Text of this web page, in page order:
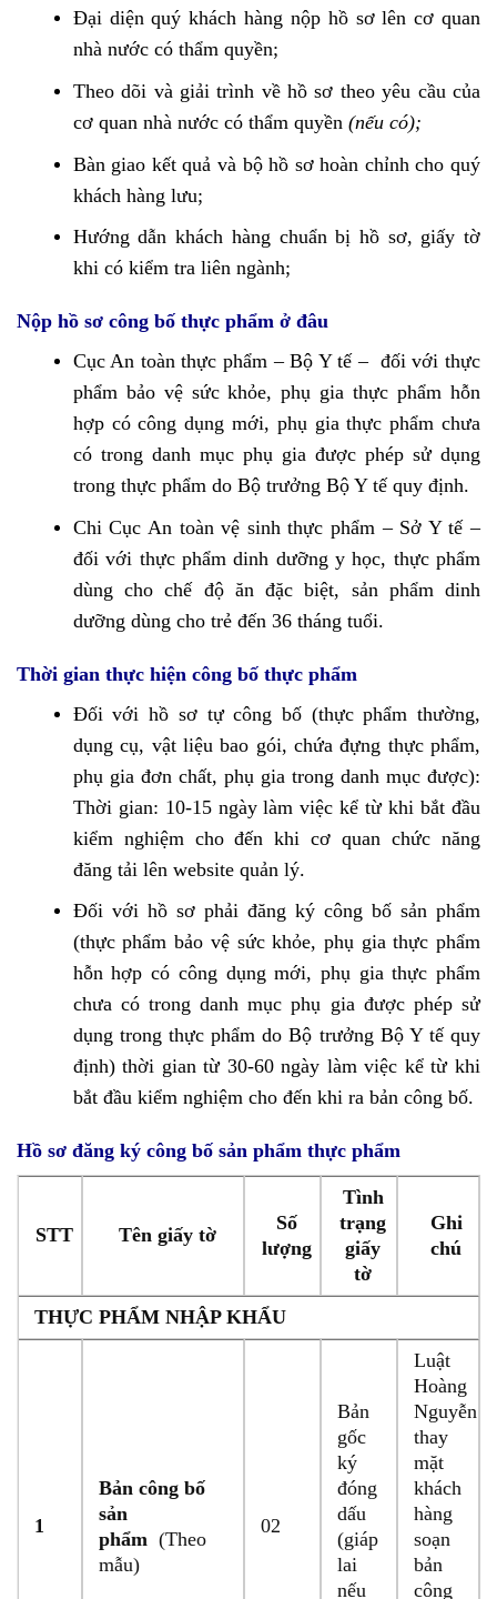
Đại diện quý khách hàng nộp hồ sơ lên cơ quan
nhà nước có thẩm quyền;
Theo dõi và giải trình về hồ sơ theo yêu cầu của
cơ quan nhà nước có thẩm quyền (nếu có);
Bàn giao kết quả và bộ hồ sơ hoàn chỉnh cho quý
khách hàng lưu;
Hướng dẫn khách hàng chuẩn bị hồ sơ, giấy tờ
khi có kiểm tra liên ngành;
Nộp hồ sơ công bố thực phẩm ở đâu
Cục An toàn thực phẩm – Bộ Y tế – đối với thực
phẩm bảo vệ sức khỏe, phụ gia thực phẩm hỗn
hợp có công dụng mới, phụ gia thực phẩm chưa
có trong danh mục phụ gia được phép sử dụng
trong thực phẩm do Bộ trưởng Bộ Y tế quy định.
Chi Cục An toàn vệ sinh thực phẩm – Sở Y tế –
đối với thực phẩm dinh dưỡng y học, thực phẩm
dùng cho chế độ ăn đặc biệt, sản phẩm dinh
dưỡng dùng cho trẻ đến 36 tháng tuổi.
Thời gian thực hiện công bố thực phẩm
Đối với hồ sơ tự công bố (thực phẩm thường,
dụng cụ, vật liệu bao gói, chứa đựng thực phẩm,
phụ gia đơn chất, phụ gia trong danh mục được):
Thời gian: 10-15 ngày làm việc kể từ khi bắt đầu
kiểm nghiệm cho đến khi cơ quan chức năng
đăng tải lên website quản lý.
Đối với hồ sơ phải đăng ký công bố sản phẩm
(thực phẩm bảo vệ sức khỏe, phụ gia thực phẩm
hỗn hợp có công dụng mới, phụ gia thực phẩm
chưa có trong danh mục phụ gia được phép sử
dụng trong thực phẩm do Bộ trưởng Bộ Y tế quy
định) thời gian từ 30-60 ngày làm việc kể từ khi
bắt đầu kiểm nghiệm cho đến khi ra bản công bố.
Hồ sơ đăng ký công bố sản phẩm thực phẩm
STT Tên giấy tờ
Số
lượng
Tình
trạng
giấy
tờ
Ghi
chú
THỰC PHẨM NHẬP KHẨU
1
Bản công bố
sản
phẩm (Theo
mẫu)
02
Bản
gốc
ký
đóng
dấu
(giáp
lai
nếu
Luật
Hoàng
Nguyễn
thay
mặt
khách
hàng
soạn
bản
công